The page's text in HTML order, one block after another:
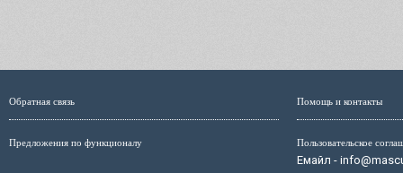
Обратная связь
Предложения по функционалу
Помощь и контакты
Пользовательское
Емайл -